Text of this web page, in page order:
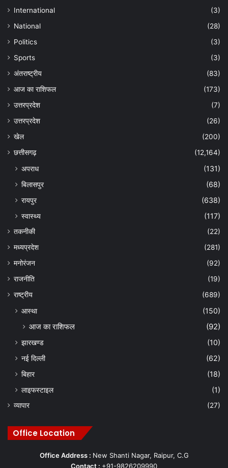
International
(3)
National
(28)
Politics
(3)
Sports
(3)
अंतराष्ट्रीय
(83)
आज का राशिफल
(173)
उत्तरप्रदेश
(7)
उत्तरप्रदेश
(26)
खेल
(200)
छत्तीसगढ़
(12,164)
अपराध
(131)
बिलासपुर
(68)
रायपुर
(638)
स्वास्थ्य
(117)
तकनीकी
(22)
मध्यप्रदेश
(281)
मनोरंजन
(92)
राजनीति
(19)
राष्ट्रीय
(689)
आस्था (150)
आज का राशिफल (92)
झारखण्ड
(10)
नई दिल्ली
(62)
बिहार
(18)
लाइफस्टाइल
(1)
व्यापार (27)
Office Location
Office Address : New Shanti Nagar, Raipur, C.G
Contact : +91-9826209990